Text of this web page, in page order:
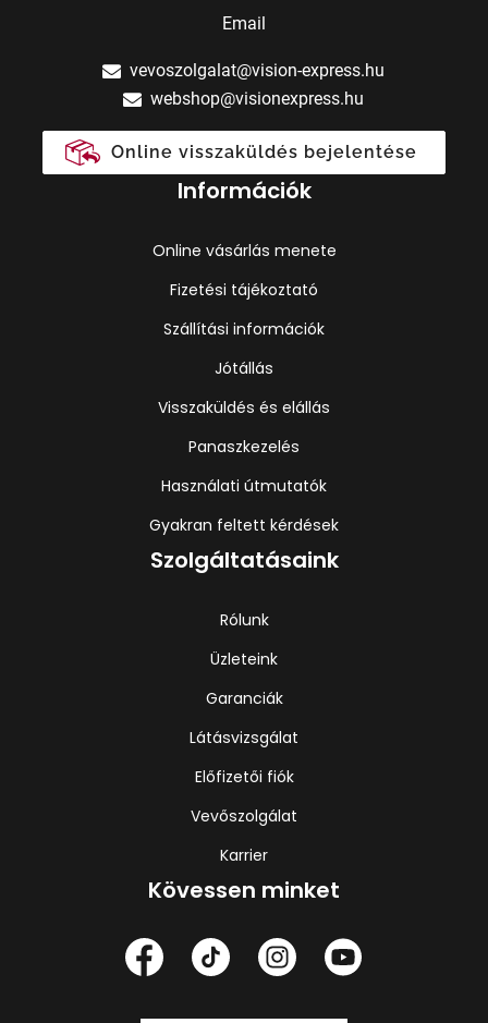
Email
vevoszolgalat@vision-express.hu
webshop@visionexpress.hu
Online visszaküldés bejelentése
Információk
Online vásárlás menete
Fizetési tájékoztató
Szállítási információk
Jótállás
Visszaküldés és elállás
Panaszkezelés
Használati útmutatók
Gyakran feltett kérdések
Szolgáltatásaink
Rólunk
Üzleteink
Garanciák
Látásvizsgálat
Előfizetői fiók
Vevőszolgálat
Karrier
Kövessen minket